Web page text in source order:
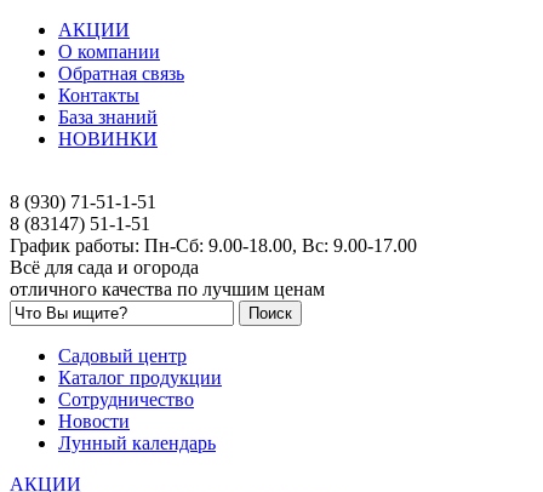
АКЦИИ
О компании
Обратная связь
Контакты
База знаний
НОВИНКИ
8 (930) 71-51-1-51
8 (83147) 51-1-51
График работы: Пн-Сб: 9.00-18.00, Вс: 9.00-17.00
Всё для сада и огорода
отличного качества по лучшим ценам
Садовый центр
Каталог продукции
Сотрудничество
Новости
Лунный календарь
АКЦИИ